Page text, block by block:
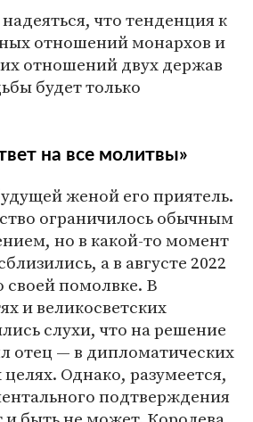
что тенденция к
отношений монархов и
отношений двух держав
будет только
на все молитвы»
женой его приятель.
ограничилось обычным
но в какой-то момент
а в августе 2022
своей помолвке. В
и великосветских
слухи, что на решение
отец — в дипломатических
Однако, разумеется,
подтверждения